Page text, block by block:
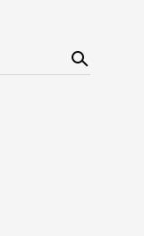
Sear
ch